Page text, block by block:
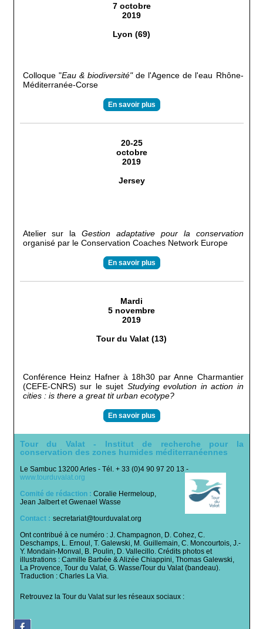
7 octobre
2019
Lyon (69)
Colloque "Eau & biodiversité" de l'Agence de l'eau Rhône-
Méditerranée-Corse
En savoir plus
20-25
octobre
2019
Jersey
Atelier sur laGestion adaptative pour la conservation
organisé par le Conservation Coaches Network Europe
En savoir plus
Mardi
5 novembre
2019
Tour du Valat (13)
Conférence Heinz Hafner à 18h30 par Anne Charmantier
(CEFE-CNRS) sur le sujet Studying evolution in action in
cities : is there a great tit urban ecotype?
En savoir plus
Tour du Valat - Institut de recherche pour la
conservation des zones humides méditerranéennes
Le Sambuc 13200 Arles - Tél. + 33 (0)4 90 97 20 13 -
www.tourduvalat.org
Comité de rédaction : Coralie Hermeloup,
Jean Jalbert et Gwenael Wasse
Contact ::secretariat@tourduvalat.org
Ont contribué à ce numéro : J. Champagnon, D. Cohez, C.
Deschamps, L. Ernoul, T. Galewski, M. Guillemain, C. Moncourtois, J.-
Y. Mondain-Monval, B. Poulin, D. Vallecillo. Crédits photos et
illustrations : Camille Barbée & Alizée Chiappini, Thomas Galewski,
La Provence, Tour du Valat, G. Wasse/Tour du Valat (bandeau).
Traduction : Charles La Via.
Retrouvez la Tour du Valat sur les réseaux sociaux :